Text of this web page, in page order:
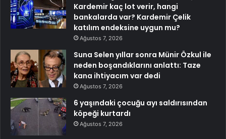
Kardemir kaç lot verir, hangi
bankalarda var? Kardemir Çelik
katılım endeksine uygun mu?
Ağustos 7, 2026
Suna Selen yıllar sonra Münir Özkul ile
neden boşandıklarını anlattı: Taze
kana ihtiyacım var dedi
Ağustos 7, 2026
6 yaşındaki çocuğu ayı saldırısından
köpeği kurtardı
Ağustos 7, 2026